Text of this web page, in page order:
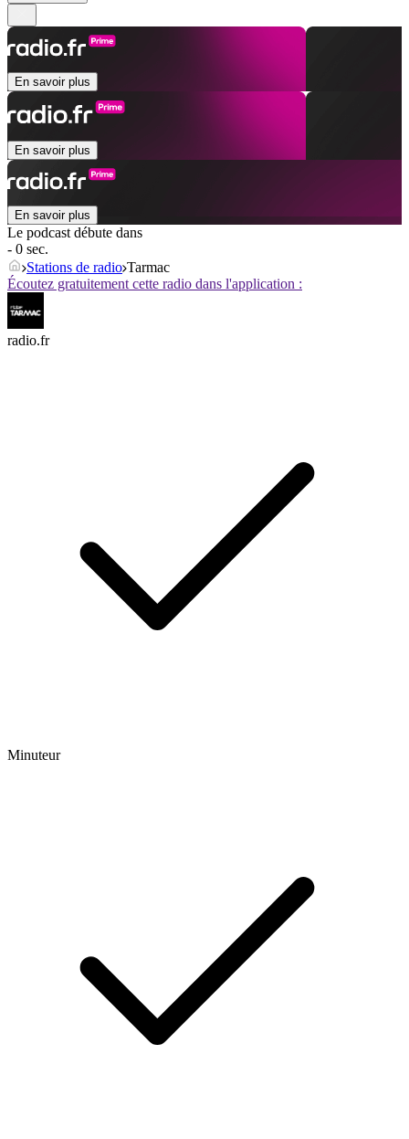
En savoir plus
En savoir plus
En savoir plus
Le podcast débute dans
- 0 sec.
Stations de radio Tarmac
Écoutez gratuitement cette radio dans l'application :
radio.fr
Minuteur